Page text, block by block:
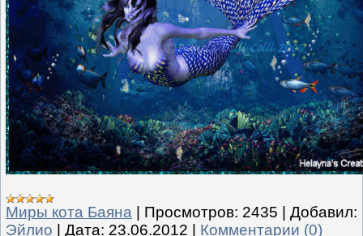
Миры кота Баяна | Просмотров: 2435 | Добавил:
Эйлио | Дата: 23.06.2012 | Комментарии (0)